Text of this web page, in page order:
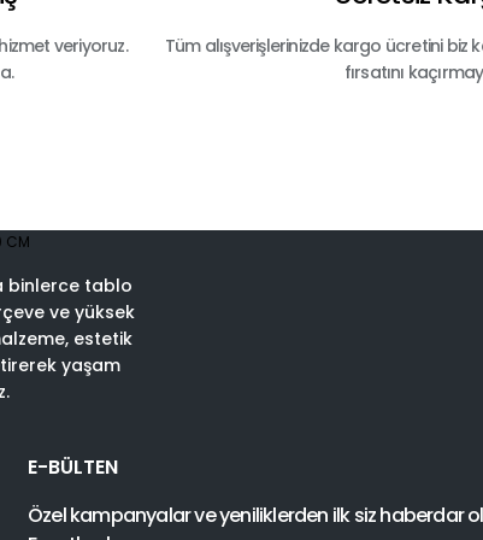
veriyoruz.
Tüm alışverişlerinizde kargo ücretini biz
fırsatını
binlerce tablo
ve yüksek
estetik
yaşam
E-BÜLTEN
Özel kampanyalar ve yeniliklerden ilk siz haberdar